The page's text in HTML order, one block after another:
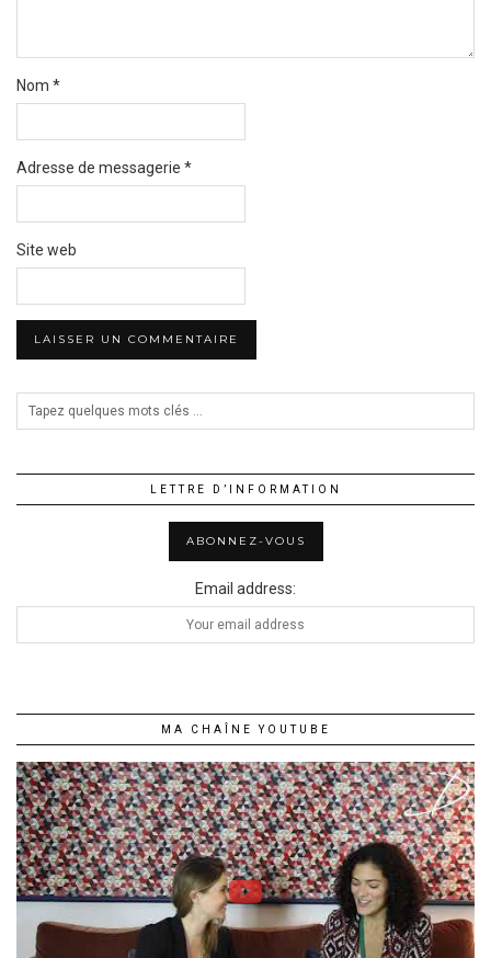
Nom *
Adresse de messagerie *
Site web
LETTRE D’INFORMATION
Email address:
MA CHAÎNE YOUTUBE